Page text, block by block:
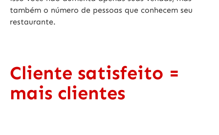
também o número de pessoas que conhecem seu
restaurante.
Cliente satisfeito =
mais clientes